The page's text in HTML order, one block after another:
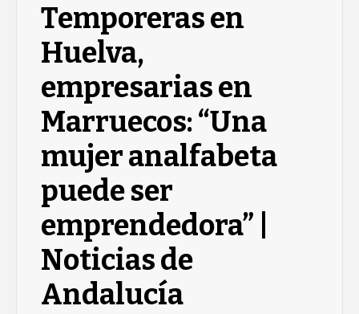
Temporeras en
Huelva,
empresarias en
Marruecos: “Una
mujer analfabeta
puede ser
emprendedora” |
Noticias de
Andalucía